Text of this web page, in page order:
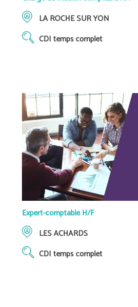
LA ROCHE SUR YON
CDI temps complet
Expert-comptable H/F
LES ACHARDS
CDI temps complet